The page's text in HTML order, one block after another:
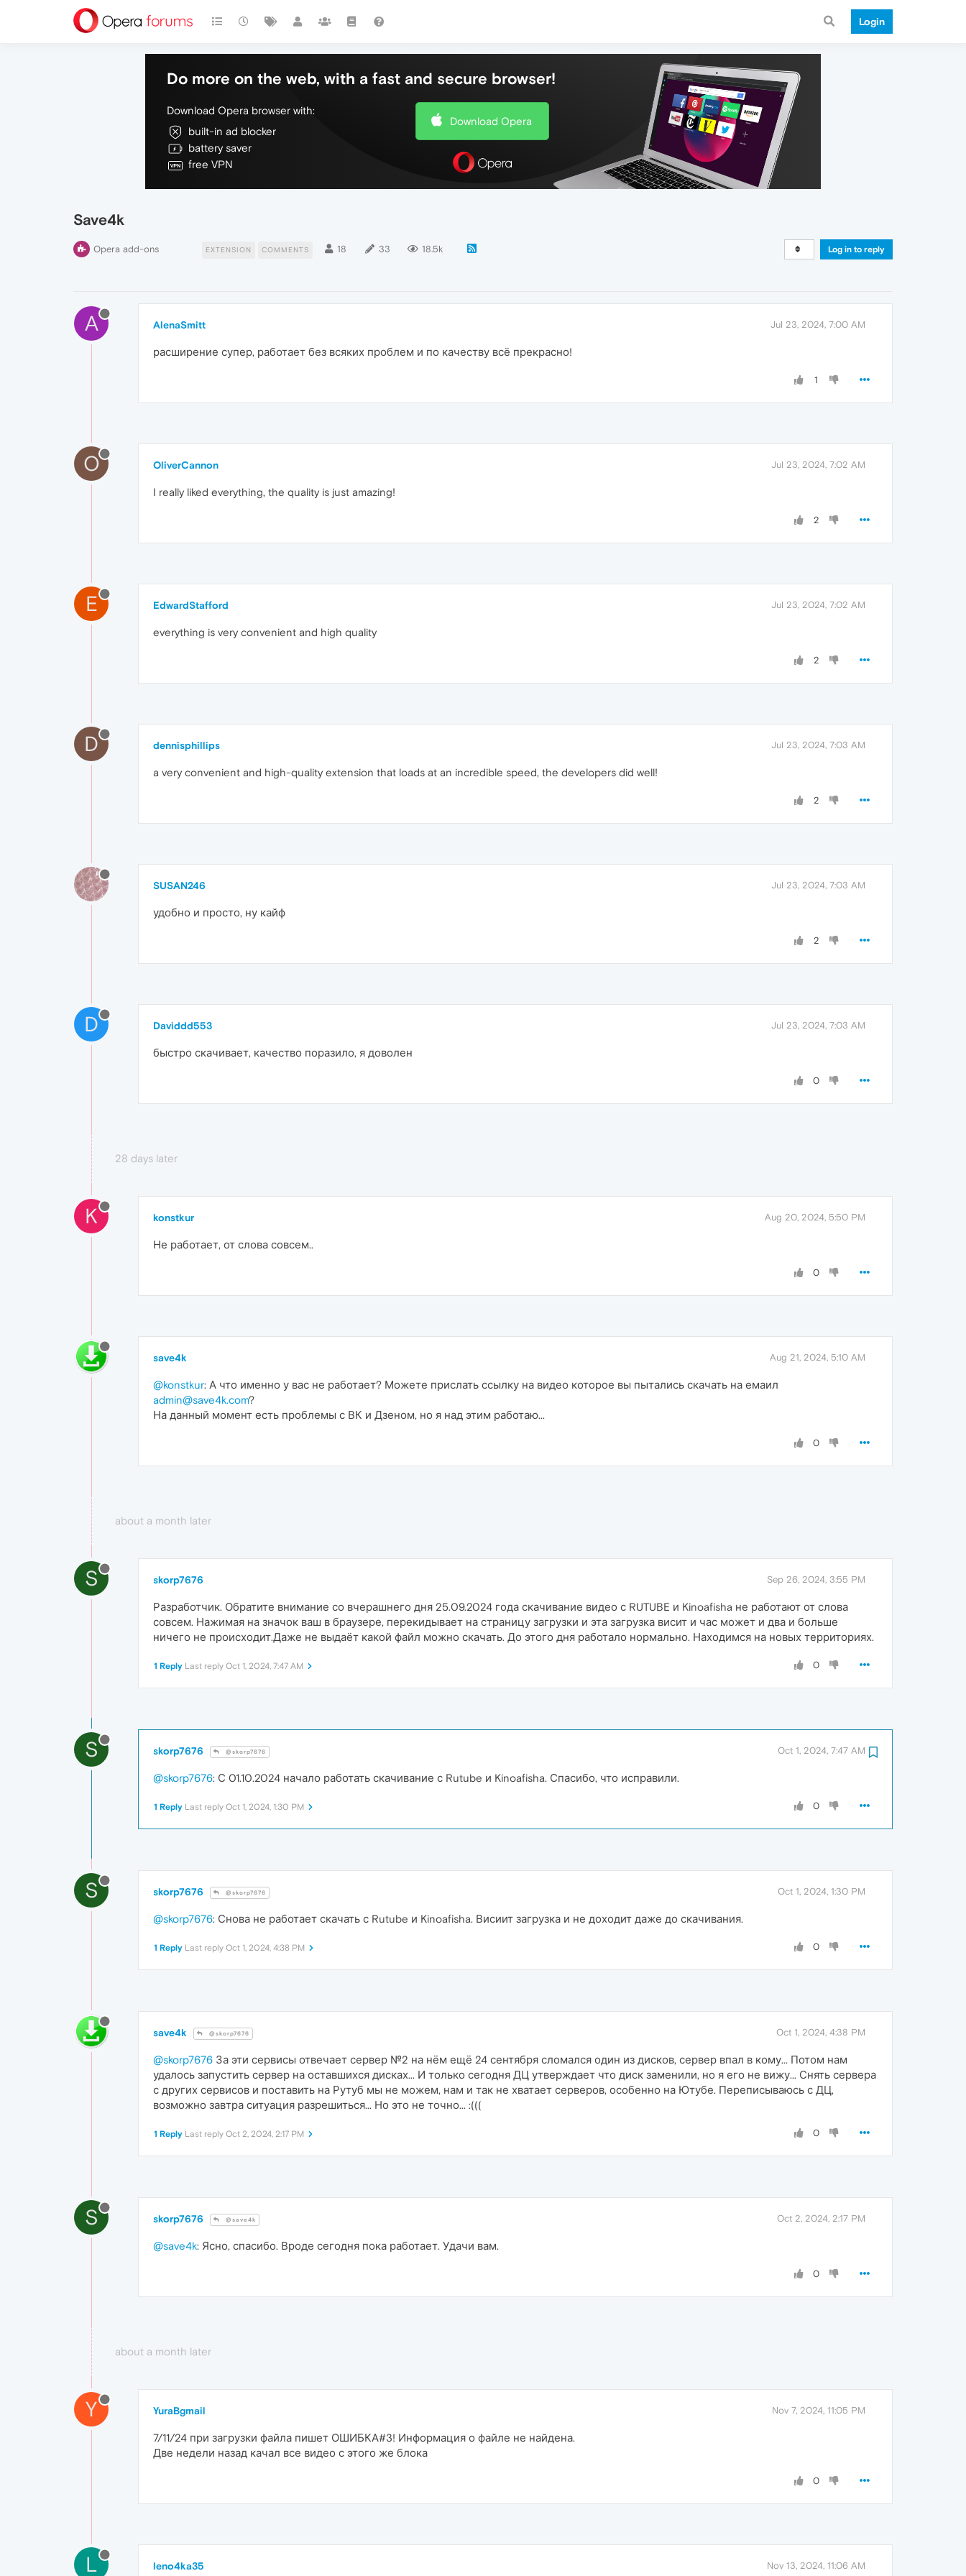
Login
Do more on the web, with a fast and secure browser!
Download Opera browser with:
built-in ad blocker
battery saver
free VPN
Download Opera
Save4k
Opera add-ons EXTENSION COMMENTS 18 33 18.5k Log in to reply
A AlenaSmitt Jul 23, 2024, 7:00 AM
расширение супер, работает без всяких проблем и по качеству всё прекрасно!
1
O OliverCannon Jul 23, 2024, 7:02 AM
I really liked everything, the quality is just amazing!
2
E EdwardStafford Jul 23, 2024, 7:02 AM
everything is very convenient and high quality
2
D dennisphillips Jul 23, 2024, 7:03 AM
a very convenient and high-quality extension that loads at an incredible speed, the developers did well!
2
SUSAN246 Jul 23, 2024, 7:03 AM
удобно и просто, ну кайф
2
D Daviddd553 Jul 23, 2024, 7:03 AM
быстро скачивает, качество поразило, я доволен
0
28 days later
K konstkur Aug 20, 2024, 5:50 PM
Не работает, от слова совсем..
0
save4k Aug 21, 2024, 5:10 AM
@konstkur: А что именно у вас не работает? Можете прислать ссылку на видео которое вы пытались скачать на емаил
admin@save4k.com?
На данный момент есть проблемы с ВК и Дзеном, но я над этим работаю...
0
about a month later
S skorp7676 Sep 26, 2024, 3:55 PM
Разработчик. Обратите внимание со вчерашнего дня 25.09.2024 года скачивание видео с RUTUBE и Kinoafisha не работают от слова
совсем. Нажимая на значок ваш в браузере, перекидывает на страницу загрузки и эта загрузка висит и час может и два и больше
ничего не происходит.Даже не выдаёт какой файл можно скачать. До этого дня работало нормально. Находимся на новых территориях.
0
1 Reply Last reply Oct 1, 2024, 7:47 AM
S skorp7676 @skorp7676 Oct 1, 2024, 7:47 AM
@skorp7676: С 01.10.2024 начало работать скачивание с Rutube и Kinoafisha. Спасибо, что исправили.
0
1 Reply Last reply Oct 1, 2024, 1:30 PM
S skorp7676 @skorp7676 Oct 1, 2024, 1:30 PM
@skorp7676: Снова не работает скачать с Rutube и Kinoafisha. Висиит загрузка и не доходит даже до скачивания.
0
1 Reply Last reply Oct 1, 2024, 4:38 PM
save4k @skorp7676 Oct 1, 2024, 4:38 PM
@skorp7676 За эти сервисы отвечает сервер №2 на нём ещё 24 сентября сломался один из дисков, сервер впал в кому... Потом нам
удалось запустить сервер на оставшихся дисках... И только сегодня ДЦ утверждает что диск заменили, но я его не вижу... Снять сервера
с других сервисов и поставить на Рутуб мы не можем, нам и так не хватает серверов, особенно на Ютубе. Переписываюсь с ДЦ,
возможно завтра ситуация разрешиться... Но это не точно... :(((
0
1 Reply Last reply Oct 2, 2024, 2:17 PM
S skorp7676 @save4k Oct 2, 2024, 2:17 PM
@save4k: Ясно, спасибо. Вроде сегодня пока работает. Удачи вам.
0
about a month later
Y YuraBgmail Nov 7, 2024, 11:05 PM
7/11/24 при загрузки файла пишет ОШИБКА#3! Информация о файле не найдена.
Две недели назад качал все видео с этого же блока
0
L leno4ka35 Nov 13, 2024, 11:06 AM